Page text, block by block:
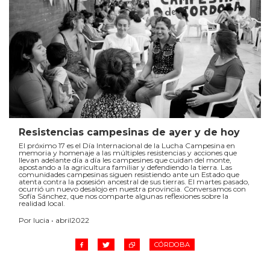
Resistencias campesinas de ayer y de hoy
El próximo 17 es el Día Internacional de la Lucha Campesina en
memoria y homenaje a las múltiples resistencias y acciones que
llevan adelante día a día les campesines que cuidan del monte,
apostando a la agricultura familiar y defendiendo la tierra. Las
comunidades campesinas siguen resistiendo ante un Estado que
atenta contra la posesión ancestral de sus tierras. El martes pasado,
ocurrió un nuevo desalojo en nuestra provincia. Conversamos con
Sofía Sánchez, que nos comparte algunas reflexiones sobre la
realidad local.
Por lucia • abril2022
CÓRDOBA